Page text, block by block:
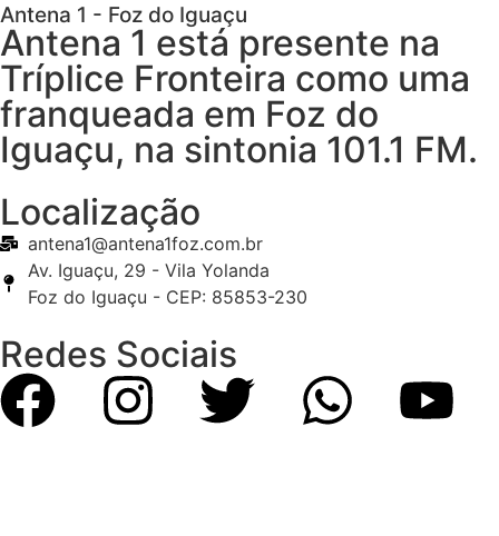
Antena 1 - Foz do Iguaçu
Antena 1 está presente na
Tríplice Fronteira como uma
franqueada em Foz do
Iguaçu, na sintonia 101.1 FM.
Localização
antena1@antena1foz.com.br
Av. Iguaçu, 29 - Vila Yolanda
Foz do Iguaçu - CEP: 85853-230
Redes Sociais